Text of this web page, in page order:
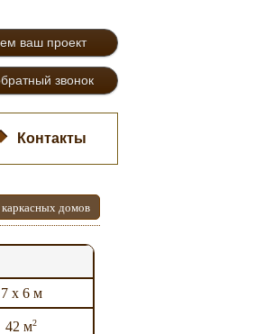
ваш проект
звонок
Контакты
каркасных домов
7 х 6 м
42 м2